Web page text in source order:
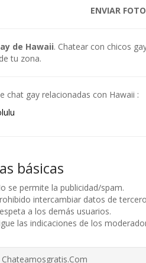
ENVIAR
de Hawaii. Chatear con chicos
tu zona.
chat gay relacionadas con Hawaii :
básicas
se permite la publicidad/spam.
intercambiar datos de
a los demás usuarios.
las indicaciones de los